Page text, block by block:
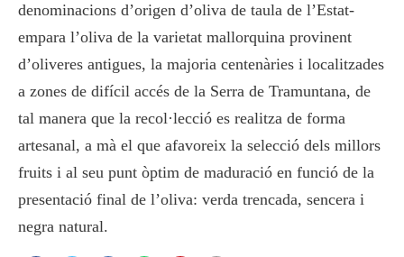
denominacions d’origen d’oliva de taula de l’Estat-
empara l’oliva de la varietat mallorquina provinent
d’oliveres antigues, la majoria centenàries i localitzades
a zones de difícil accés de la Serra de Tramuntana, de
tal manera que la recol·lecció es realitza de forma
artesanal, a mà el que afavoreix la selecció dels millors
fruits i al seu punt òptim de maduració en funció de la
presentació final de l’oliva: verda trencada, sencera i
negra natural.